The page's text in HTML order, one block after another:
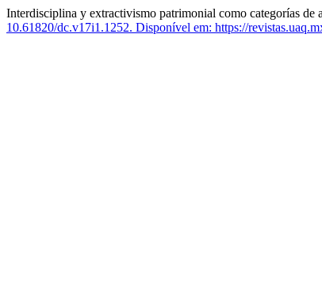
Interdisciplina y extractivismo patrimonial como categorías de
10.61820/dc.v17i1.1252. Disponível em: https://